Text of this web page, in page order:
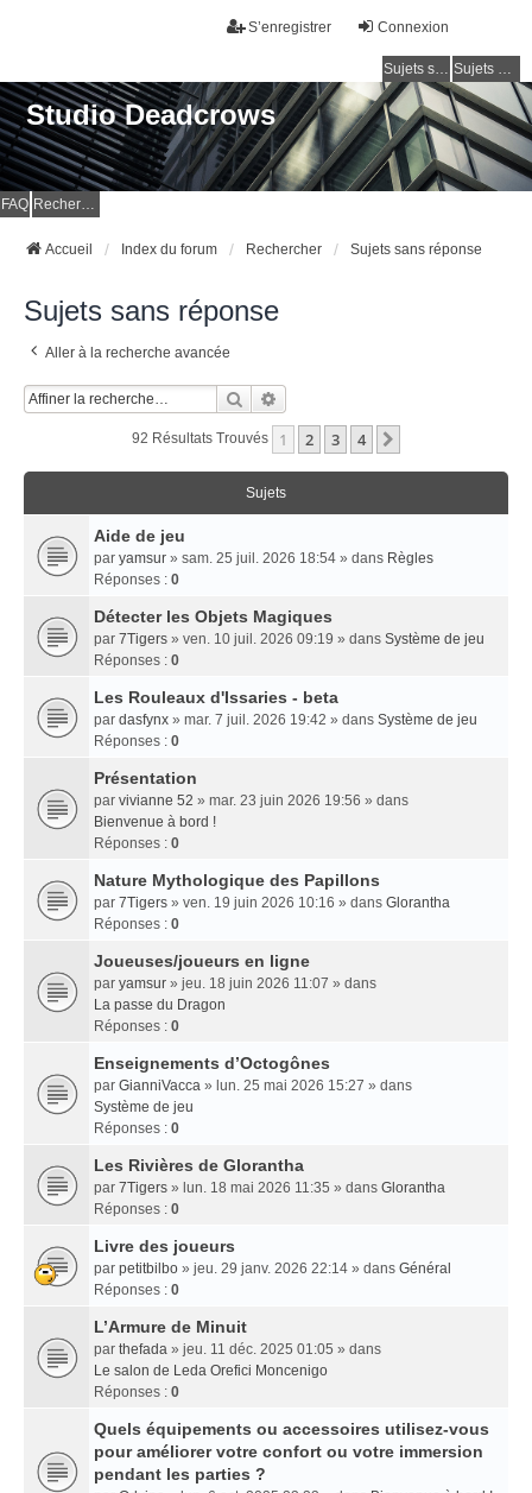
Connexion
S’enregistrer
Sujets sans réponse Sujets actifs
Studio Deadcrows
FAQ Rechercher
Accueil Index du forum Rechercher Sujets sans réponse
Sujets sans réponse
Aller à la recherche avancée
Rechercher
92 Résultats Trouvés 1 2 3 4
Sujets
Aide de jeu
par yamsur » sam. 25 juil. 2026 18:54 » dans Règles
Réponses : 0
Détecter les Objets Magiques
par 7Tigers » ven. 10 juil. 2026 09:19 » dans Système de jeu
Réponses : 0
Les Rouleaux d'Issaries - beta
par dasfynx » mar. 7 juil. 2026 19:42 » dans Système de jeu
Réponses : 0
Présentation
par vivianne 52 » mar. 23 juin 2026 19:56 » dans
Bienvenue à bord !
Réponses : 0
Nature Mythologique des Papillons
par 7Tigers » ven. 19 juin 2026 10:16 » dans Glorantha
Réponses : 0
Joueuses/joueurs en ligne
par yamsur » jeu. 18 juin 2026 11:07 » dans
La passe du Dragon
Réponses : 0
Enseignements dʼOctogônes
par GianniVacca » lun. 25 mai 2026 15:27 » dans
Système de jeu
Réponses : 0
Les Rivières de Glorantha
par 7Tigers » lun. 18 mai 2026 11:35 » dans Glorantha
Réponses : 0
Livre des joueurs
par petitbilbo » jeu. 29 janv. 2026 22:14 » dans Général
Réponses : 0
L’Armure de Minuit
par thefada » jeu. 11 déc. 2025 01:05 » dans
Le salon de Leda Orefici Moncenigo
Réponses : 0
Quels équipements ou accessoires utilisez-vous
pour améliorer votre confort ou votre immersion
pendant les parties ?